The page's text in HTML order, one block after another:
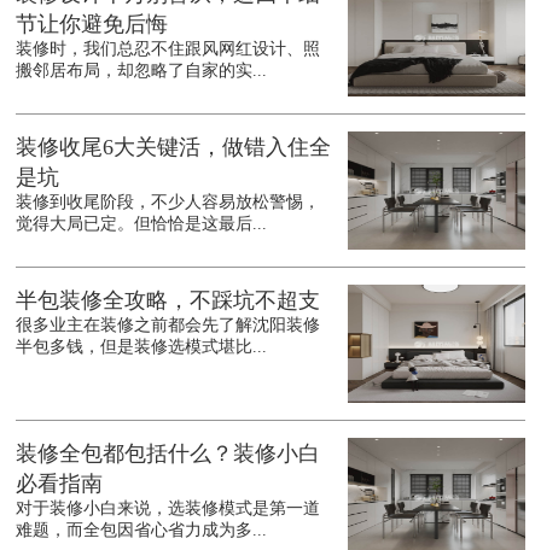
节让你避免后悔
装修时，我们总忍不住跟风网红设计、照
搬邻居布局，却忽略了自家的实...
装修收尾6大关键活，做错入住全
是坑
装修到收尾阶段，不少人容易放松警惕，
觉得大局已定。但恰恰是这最后...
半包装修全攻略，不踩坑不超支
很多业主在装修之前都会先了解沈阳装修
半包多钱，但是装修选模式堪比...
装修全包都包括什么？装修小白
必看指南
对于装修小白来说，选装修模式是第一道
难题，而全包因省心省力成为多...